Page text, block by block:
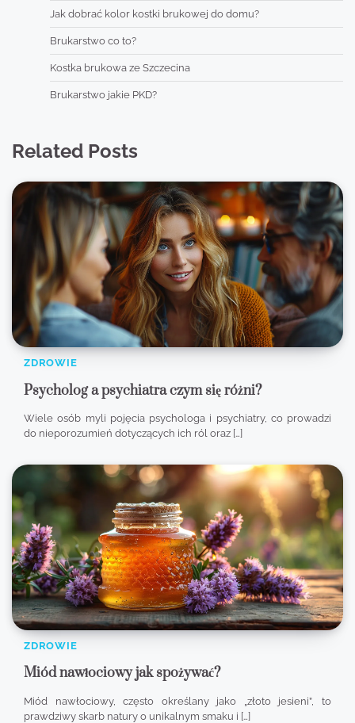
Jak dobrać kolor kostki brukowej do domu?
Brukarstwo co to?
Kostka brukowa ze Szczecina
Brukarstwo jakie PKD?
Related Posts
ZDROWIE
Psycholog a psychiatra czym się różni?
Wiele osób myli pojęcia psychologa i psychiatry, co prowadzi
do nieporozumień dotyczących ich ról oraz […]
ZDROWIE
Miód nawłociowy jak spożywać?
Miód nawłociowy, często określany jako „złoto jesieni”, to
prawdziwy skarb natury o unikalnym smaku i […]